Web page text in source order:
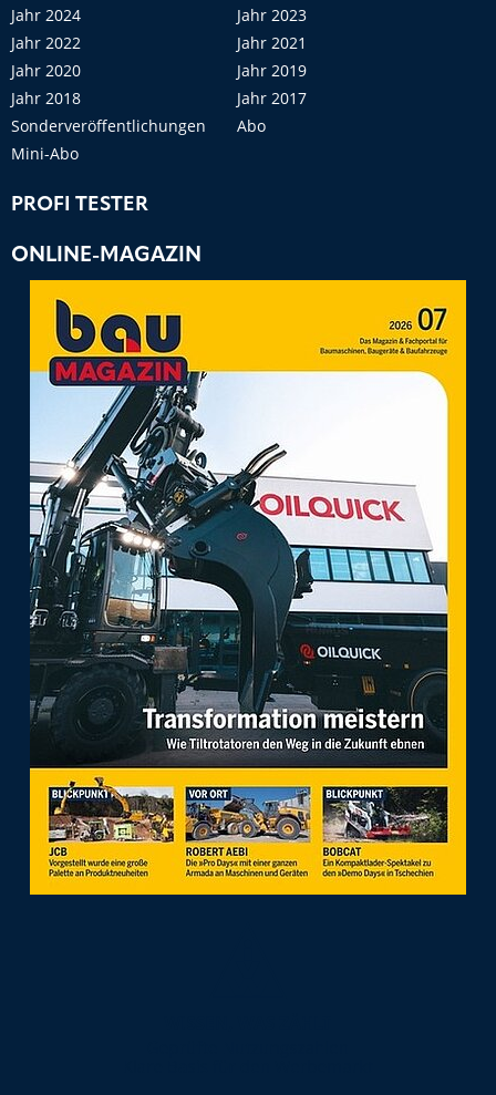
Jahr 2024
Jahr 2023
Jahr 2022
Jahr 2021
Jahr 2020
Jahr 2019
Jahr 2018
Jahr 2017
Sonderveröffentlichungen
Abo
Mini-Abo
PROFI TESTER
ONLINE-MAGAZIN